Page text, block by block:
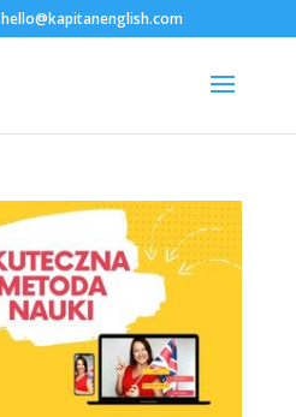
hello@kapitanenglish.com